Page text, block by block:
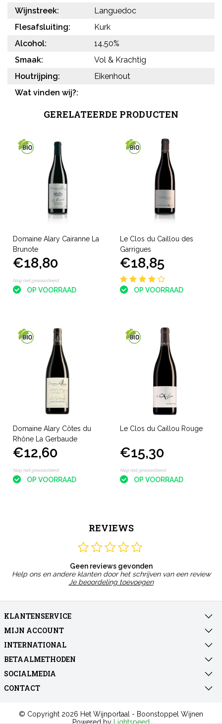
Wijnstreek:
Languedoc
Flesafsluiting:
Kurk
Alcohol:
14.50%
Smaak:
Vol & Krachtig
Houtrijping:
Eikenhout
Wat vinden wij?:
GERELATEERDE PRODUCTEN
Domaine Alary Cairanne La
Brunote
€18,80
Nog niet gewaardeerd
OP VOORRAAD
Le Clos du Caillou des
Garrigues
€18,85
OP VOORRAAD
Domaine Alary Côtes du
Rhône La Gerbaude
€12,60
Nog niet gewaardeerd
OP VOORRAAD
Le Clos du Caillou Rouge
€15,30
Nog niet gewaardeerd
OP VOORRAAD
REVIEWS
Geen reviews gevonden
Help ons en andere klanten door het schrijven van een review
Je beoordeling toevoegen
KLANTENSERVICE
MIJN ACCOUNT
INTERNATIONAL
BETAALMETHODEN
SOCIALMEDIA
CONTACT
© Copyright 2026 Het Wijnportaal - Boonstoppel Wijnen
Powered byLightspeed